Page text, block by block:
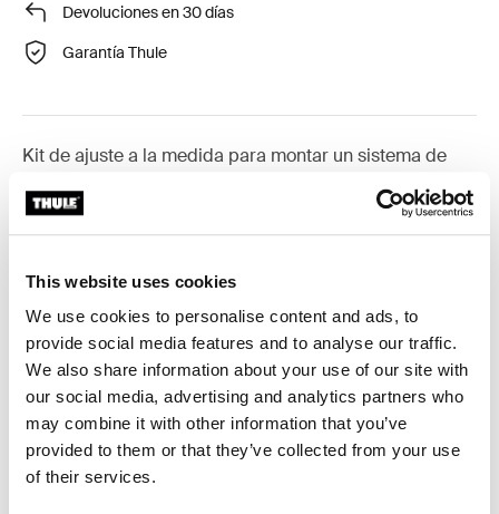
This website uses cookies
We use cookies to personalise content and ads, to
provide social media features and to analyse our traffic.
We also share information about your use of our site with
our social media, advertising and analytics partners who
may combine it with other information that you’ve
provided to them or that they’ve collected from your use
of their services.
Devoluciones en 30 días
Garantía Thule
Kit de ajuste a la medida para montar un sistema de
Toggle features
Todas las características
Toggle techspec
Especificaciones técnicas
Toggle guides and instructions
Instrucciones